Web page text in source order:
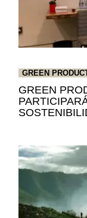
GREEN
GREEN